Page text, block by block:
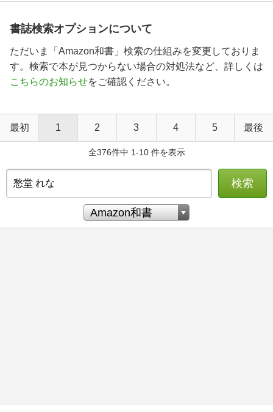
書誌検索オプションについて
ただいま「Amazon和書」検索の仕組みを変更しておりま
す。検索で本が見つからない場合の対処法など、詳しくは
こちらのお知らせをご確認ください。
最初 1 2 3 4 5 最後
全376件中 1-10 件を表示
検索